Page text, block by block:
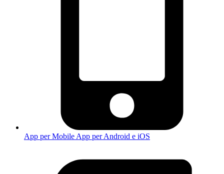
App per Mobile App per Android e iOS